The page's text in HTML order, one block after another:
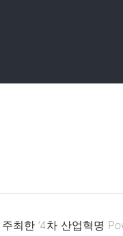
한 ‘4차 산업혁명